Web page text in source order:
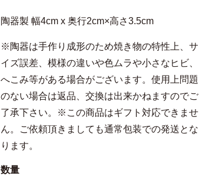
陶器製 幅4cm x 奥行2cm×高さ3.5cm
※陶器は手作り成形のため焼き物の特性上、サ
イズ誤差、模様の違いや色ムラや小さなヒビ、
へこみ等がある場合がございます。使用上問題
のない場合は返品、交換は出来かねますのでご
了承下さい。※この商品はギフト対応できませ
ん。ご依頼頂きましても通常包装での発送とな
ります。
数量